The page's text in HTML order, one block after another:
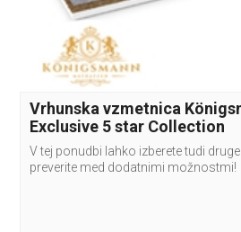
Vrhunska vzmetnica
Exclusive 5 star Collection
V tej ponudbi lahko izberete tudi
preverite med dodatnimi možnostmi!